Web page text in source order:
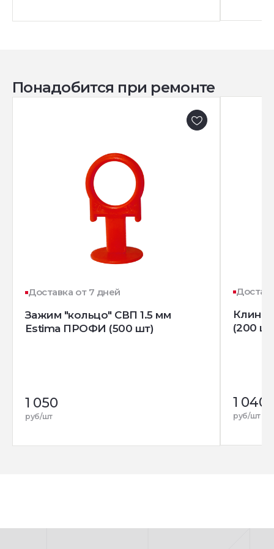
Понадобится при ремонте
Доставка от 7 дней
Зажим "кольцо" СВП 1.5 мм
Estima ПРОФИ (500 шт)
1 050
руб/шт
Клин
(200
1 040
руб/шт